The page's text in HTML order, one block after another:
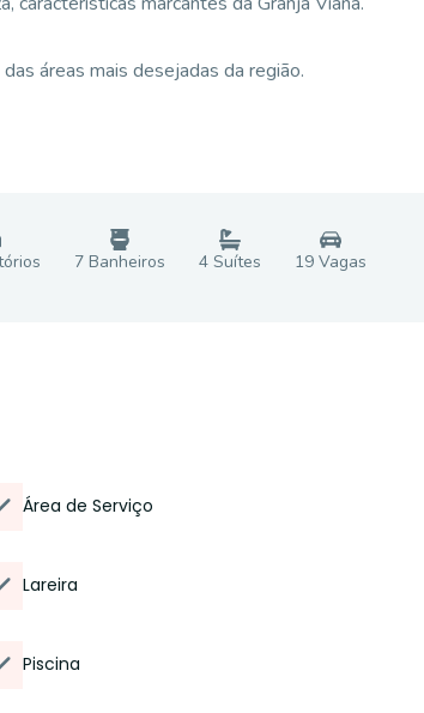
áreas mais desejadas da região.
s 7 Banheiros 4 Suítes 19 Vagas
Área de Serviço
Lareira
Piscina